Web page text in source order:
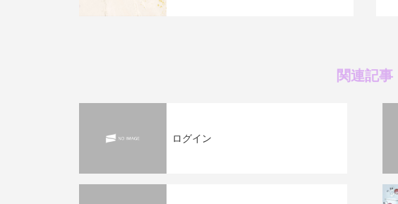
関連記事
ログイン